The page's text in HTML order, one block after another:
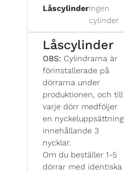
LåscylinderIngen
cylinder
Låscylinder
OBS: Cylindrarna är
förinstallerade på
dörrarna under
produktionen, och till
varje dörr medföljer
en nyckeluppsättning
innehållande 3
nycklar.
Om du beställer 1-5
dörrar med identiska